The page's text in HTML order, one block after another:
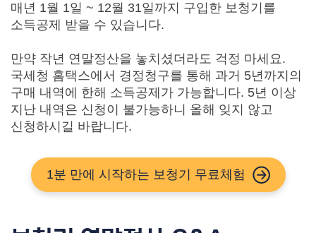
매년 1월 1일 ~ 12월 31일까지 구입한 보청기 를
소득공제 받을 수 있습니다.
만약 작년 연말정산을 놓치셨더라도 걱정 마세요.
국세청 홈택스에서 경정청구를 통해 과거 5년까지의
구매 내역에 한해 소득공제가 가능합니다. 5년 이상
지난 내역은 신청이 불가능하니 올해 잊지 않고
신청하시길 바랍니다.
1분 만에 시작하는 보청기 무료체험